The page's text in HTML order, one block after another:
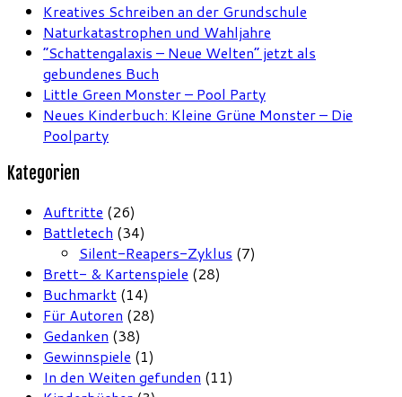
Kreatives Schreiben an der Grundschule
Naturkatastrophen und Wahljahre
“Schattengalaxis – Neue Welten” jetzt als
gebundenes Buch
Little Green Monster – Pool Party
Neues Kinderbuch: Kleine Grüne Monster – Die
Poolparty
Kategorien
Auftritte (26)
Battletech (34)
Silent-Reapers-Zyklus (7)
Brett- & Kartenspiele (28)
Buchmarkt (14)
Für Autoren (28)
Gedanken (38)
Gewinnspiele (1)
In den Weiten gefunden (11)